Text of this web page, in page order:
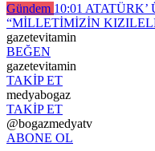
Gündem 10:01 ATATÜRK’
“MİLLETİMİZİN
gazetevitamin
BEĞEN
gazetevitamin
TAKİP ET
medyabogaz
TAKİP ET
@bogazmedyatv
ABONE OL